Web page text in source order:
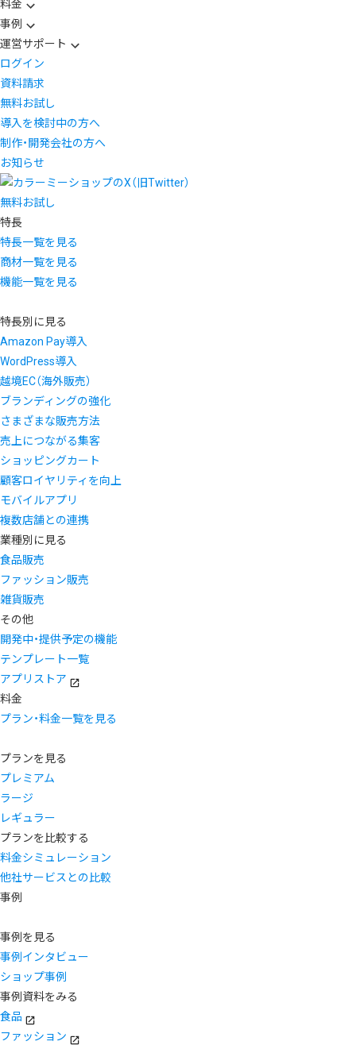
料金
事例
運営サポート
ログイン
資料請求
無料お試し
導入を検討中の方へ
制作・開発会社の方へ
お知らせ
無料お試し
特長
特長一覧を見る
商材一覧を見る
機能一覧を見る
特長別に見る
Amazon Pay導入
WordPress導入
越境EC（海外販売）
ブランディングの強化
さまざまな販売方法
売上につながる集客
ショッピングカート
顧客ロイヤリティを向上
モバイルアプリ
複数店舗との連携
業種別に見る
食品販売
ファッション販売
雑貨販売
その他
開発中・提供予定の機能
テンプレート一覧
アプリストア
料金
プラン・料金一覧を見る
プランを見る
プレミアム
ラージ
レギュラー
プランを比較する
料金シミュレーション
他社サービスとの比較
事例
事例を見る
事例インタビュー
ショップ事例
事例資料をみる
食品
ファッション